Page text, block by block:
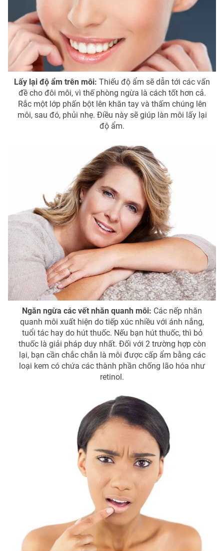
Lấy lại độ ẩm trên môi: Thiếu độ ẩm sẽ dẫn tới các vấn
đề cho đôi môi, vì thế phòng ngừa là cách tốt hơn cả.
Rắc một lớp phấn bột lên khăn tay và thấm chúng lên
môi, sau đó, phủi nhẹ. Điều này sẽ giúp làn môi lấy lại
độ ẩm.
Ngăn ngừa các vết nhăn quanh môi: Các nếp nhăn
quanh môi xuất hiện do tiếp xúc nhiều với ánh nắng,
tuổi tác hay do hút thuốc. Nếu bạn hút thuốc, thì bỏ
thuốc là giải pháp duy nhất. Đối với 2 trường hợp còn
lại, bạn cần chắc chắn là môi được cấp ẩm bằng các
loại kem có chứa các thành phần chống lão hóa như
retinol.